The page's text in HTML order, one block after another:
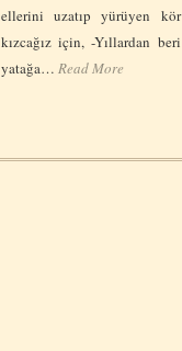
ellerini uzatıp yürüyen kör
kızcağız için, -Yıllardan beri
yatağa…Read More